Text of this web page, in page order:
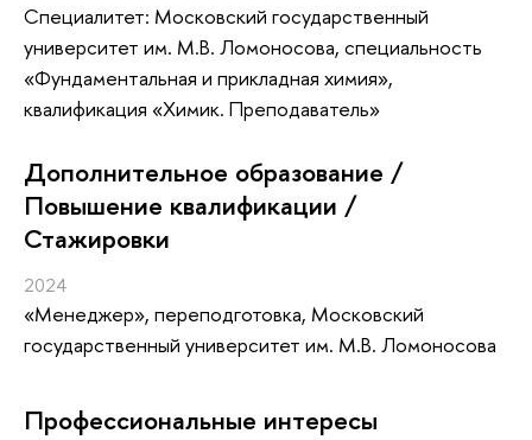
Специалитет: Московский государственный
университет им. М.В. Ломоносова, специальность
«Фундаментальная и прикладная химия»,
квалификация «Химик. Преподаватель»
Дополнительное образование /
Повышение квалификации /
Стажировки
2024
«Менеджер», переподготовка, Московский
государственный университет им. М.В. Ломоносова
Профессиональные интересы